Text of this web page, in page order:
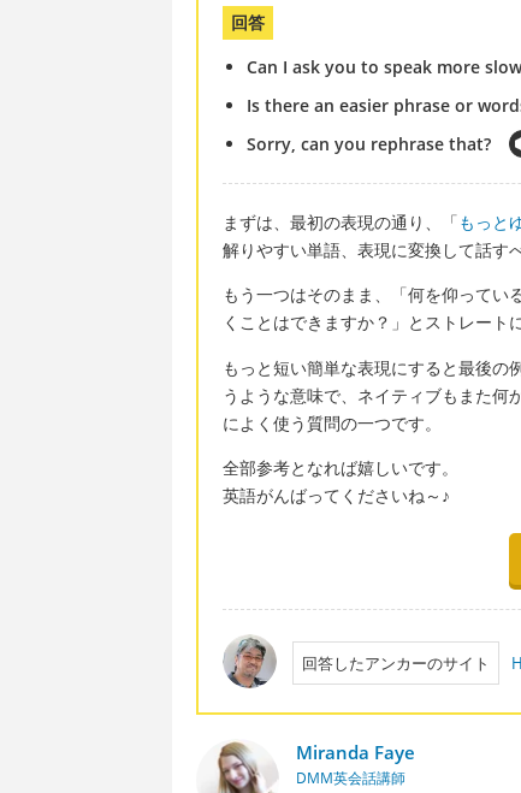
回答
Can I ask you to speak more
Is there an easier phrase or
Sorry, can you rephrase that?
まずは、最初の表現の通り、「もっと
解りやすい単語、表現に変換して話す
もう一つはそのまま、「何を仰ってい
くことはできますか？」とストレート
もっと短い簡単な表現にすると最後の
うような意味で、ネイティブもまた何
によく使う質問の一つです。
全部参考となれば嬉しいです。
英語がんばってくださいね～♪
回答したアンカーのサイト
Miranda Faye
DMM英会話講師